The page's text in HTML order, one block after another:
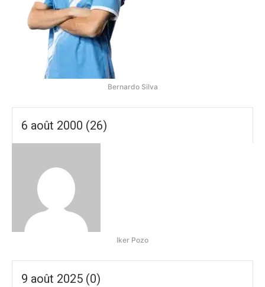
Bernardo Silva
6 août 2000 (26)
Iker Pozo
9 août 2025 (0)